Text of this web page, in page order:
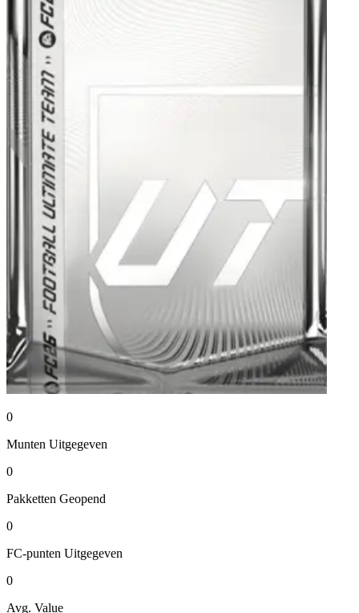
0
Munten Uitgegeven
0
Pakketten Geopend
0
FC-punten Uitgegeven
0
Avg. Value